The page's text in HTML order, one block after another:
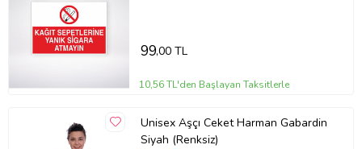
99,00 TL
10,56 TL'den Başlayan Taksitlerle
Unisex Aşçı Ceket Harman Gabardin
Siyah (Renksiz)